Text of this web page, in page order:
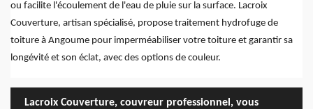
ou facilite l'écoulement de l'eau de pluie sur la surface. Lacroix
Couverture, artisan spécialisé, propose traitement hydrofuge de
toiture à Angoume pour imperméabiliser votre toiture et garantir sa
longévité et son éclat, avec des options de couleur.
Lacroix Couverture, couvreur professionnel, vous